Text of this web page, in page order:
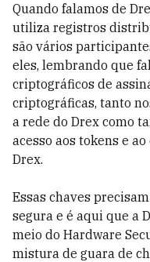
Quando falamos de
utiliza registros
são vários
eles, lembrando que
criptográficos de
criptográficas, tanto
a rede do Drex como
acesso aos tokens e
Drex.
Essas chaves
segura e é aqui que a
meio do Hardware
mistura de guara de